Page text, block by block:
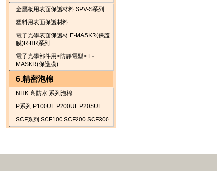
金屬板用表面保護材料 SPV-S系列
塑料用表面保護材料
電子光學表面保護材 E-MASKR(保護
膜)R‧HR系列
電子光學部件用<防靜電型> E-
MASKR(保護膜)
6.精密泡棉
NHK 高防水 系列泡棉
P系列 P100UL P200UL P20SUL
SCF系列 SCF100 SCF200 SCF300